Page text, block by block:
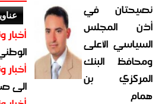
نصيحتان في
أذن المجلس
السياسي الأعلى
ومحافظ البنك
المركزي بن
همام
أخبار
أخبار
الى